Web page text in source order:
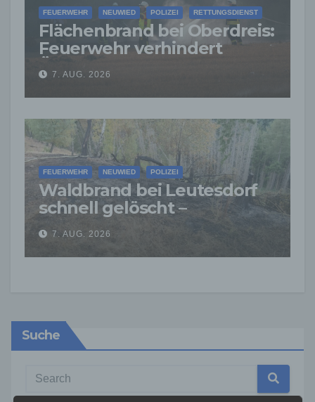
FEUERWEHR NEUWIED POLIZEI RETTUNGSDIENST
Flächenbrand bei Oberdreis:
Feuerwehr verhindert
Übergreifen auf Waldgebiet
7. AUG. 2026
FEUERWEHR NEUWIED POLIZEI
Waldbrand bei Leutesdorf
schnell gelöscht –
Feuerwehr warnt vor
erhöhter Brandgefahr
7. AUG. 2026
Suche